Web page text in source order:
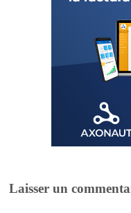
Laisser un